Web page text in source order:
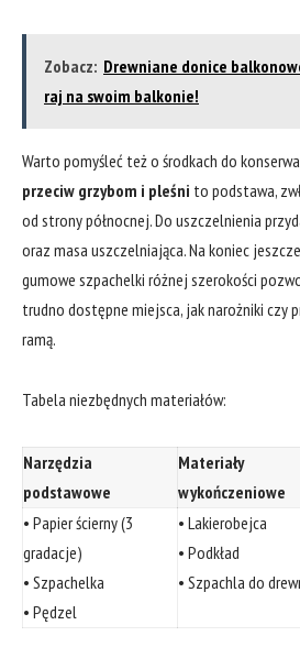
Zobacz: Drewniane donice
raj na swoim balkonie!
Warto pomyśleć też o⁤ środkach do
przeciw grzybom i pleśni to podstawa,‌
od strony północnej. Do uszczelnienia
oraz⁢ masa uszczelniająca. Na koniec
gumowe szpachelki różnej szerokości
trudno‍ dostępne miejsca, jak narożniki‌ czy
ramą.
Tabela niezbędnych⁢ materiałów:
Narzędzia
podstawowe
Materiały
wykończeniowe
• Papier ścierny (3⁤
gradacje)
• Szpachelka
• Pędzel
• Lakierobejca
• ⁢Podkład
• Szpachla do